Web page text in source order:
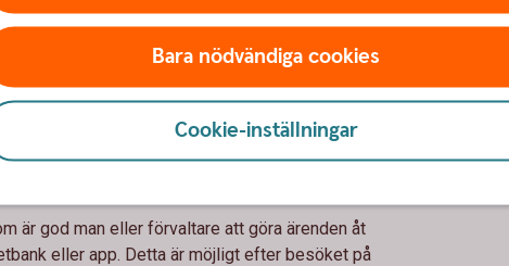
- vänligen kontakta överförmyndaren i
är god man eller förvaltare att göra ärenden åt
eller app. Detta är möjligt efter besöket på
Bara nödvändiga cookies
Cookie-inställningar